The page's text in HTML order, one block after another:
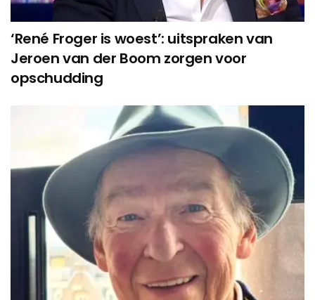
‘René Froger is woest’: uitspraken van
Jeroen van der Boom zorgen voor
opschudding